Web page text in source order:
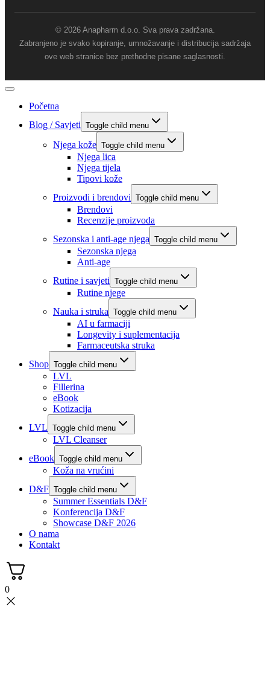
© 2026 Anapharm d.o.o. Sva prava zadržana.
Zabranjeno je svako kopiranje, umnožavanje i distribucija sadržaja
ove web stranice bez prethodne pisane saglasnosti.
Početna
Blog / Savjeti Toggle child menu
Njega kože Toggle child menu
Njega lica
Njega tijela
Tipovi kože
Proizvodi i brendovi Toggle child menu
Brendovi
Recenzije proizvoda
Sezonska i anti-age njega Toggle child menu
Sezonska njega
Anti-age
Rutine i savjeti Toggle child menu
Rutine njege
Nauka i struka Toggle child menu
AI u farmaciji
Longevity i suplementacija
Farmaceutska struka
Shop Toggle child menu
LVL
Fillerina
eBook
Kotizacija
LVL Toggle child menu
LVL Cleanser
eBook Toggle child menu
Koža na vrućini
D&F Toggle child menu
Summer Essentials D&F
Konferencija D&F
Showcase D&F 2026
O nama
Kontakt
0